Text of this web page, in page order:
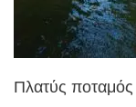
Πλατύς